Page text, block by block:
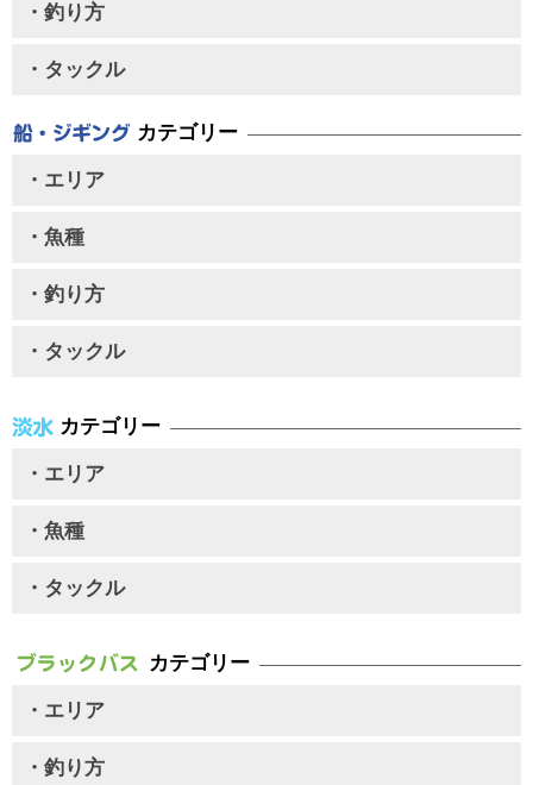
・釣り方
・タックル
カテゴリー
・エリア
・魚種
・釣り方
・タックル
カテゴリー
・エリア
・魚種
・タックル
カテゴリー
・エリア
・釣り方